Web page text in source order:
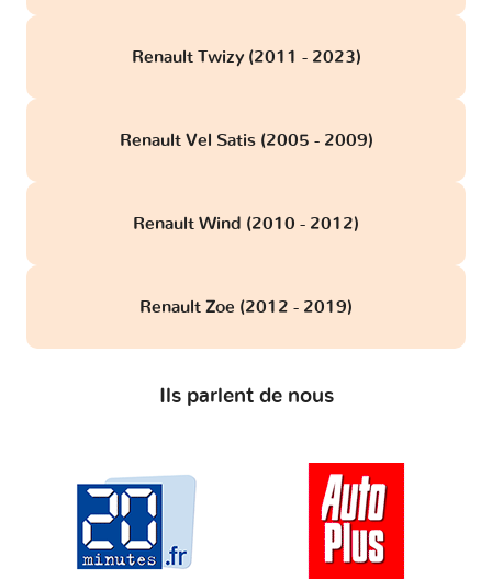
Renault Twizy (2011 - 2023)
Renault Vel Satis (2005 - 2009)
Renault Wind (2010 - 2012)
Renault Zoe (2012 - 2019)
Ils parlent de nous